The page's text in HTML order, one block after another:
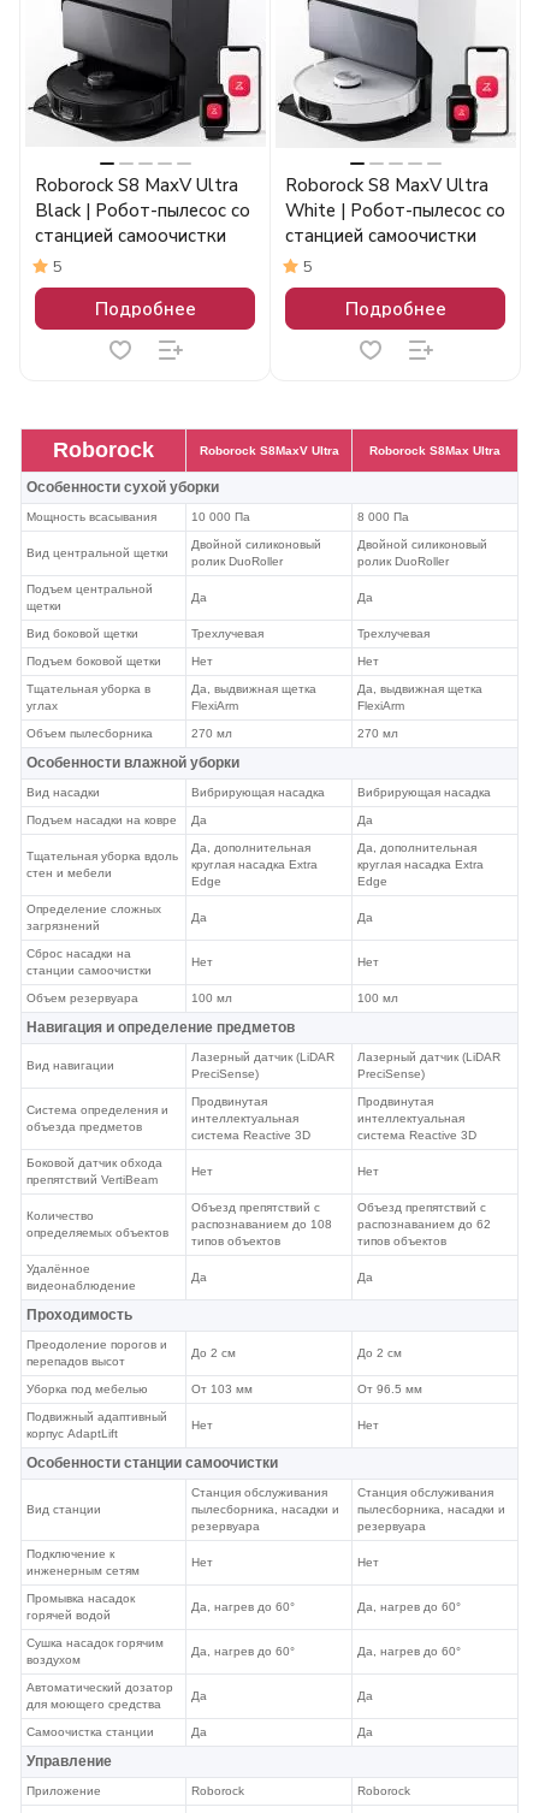
Roborock S8 MaxV Ultra
Black | Робот-пылесос со
станцией самоочистки
5
Подробнее
Roborock S8 MaxV Ultra
White | Робот-пылесос со
станцией самоочистки
5
Подробнее
Roborock Roborock S8MaxV Ultra Roborock S8Max Ultra
Особенности сухой уборки
Мощность всасывания 10 000 Па 8 000 Па
Вид центральной щетки
Двойной силиконовый
ролик DuoRoller
Двойной силиконовый
ролик DuoRoller
Подъем центральной
щетки
Да Да
Вид боковой щетки Трехлучевая Трехлучевая
Подъем боковой щетки Нет Нет
Тщательная уборка в
углах
Да, выдвижная щетка
FlexiArm
Да, выдвижная щетка
FlexiArm
Объем пылесборника 270 мл 270 мл
Особенности влажной уборки
Вид насадки Вибрирующая насадка Вибрирующая насадка
Подъем насадки на ковре Да Да
Тщательная уборка вдоль
стен и мебели
Да, дополнительная
круглая насадка Extra
Edge
Да, дополнительная
круглая насадка Extra
Edge
Определение сложных
загрязнений
Да Да
Сброс насадки на
станции самоочистки
Нет Нет
Объем резервуара 100 мл 100 мл
Навигация и определение предметов
Вид навигации
Лазерный датчик (LiDAR
PreciSense)
Лазерный датчик (LiDAR
PreciSense)
Система определения и
объезда предметов
Продвинутая
интеллектуальная
система Reactive 3D
Продвинутая
интеллектуальная
система Reactive 3D
Боковой датчик обхода
препятствий VertiBeam
Нет Нет
Количество
определяемых объектов
Объезд препятствий с
распознаванием до 108
типов объектов
Объезд препятствий с
распознаванием до 62
типов объектов
Удалённое
видеонаблюдение
Да Да
Проходимость
Преодоление порогов и
перепадов высот
До 2 см До 2 см
Уборка под мебелью От 103 мм От 96.5 мм
Подвижный адаптивный
корпус AdaptLift
Нет Нет
Особенности станции самоочистки
Вид станции
Станция обслуживания
пылесборника, насадки и
резервуара
Станция обслуживания
пылесборника, насадки и
резервуара
Подключение к
инженерным сетям
Нет Нет
Промывка насадок
горячей водой
Да, нагрев до 60° Да, нагрев до 60°
Сушка насадок горячим
воздухом
Да, нагрев до 60° Да, нагрев до 60°
Автоматический дозатор
для моющего средства
Да Да
Самоочистка станции Да Да
Управление
Приложение Roborock Roborock